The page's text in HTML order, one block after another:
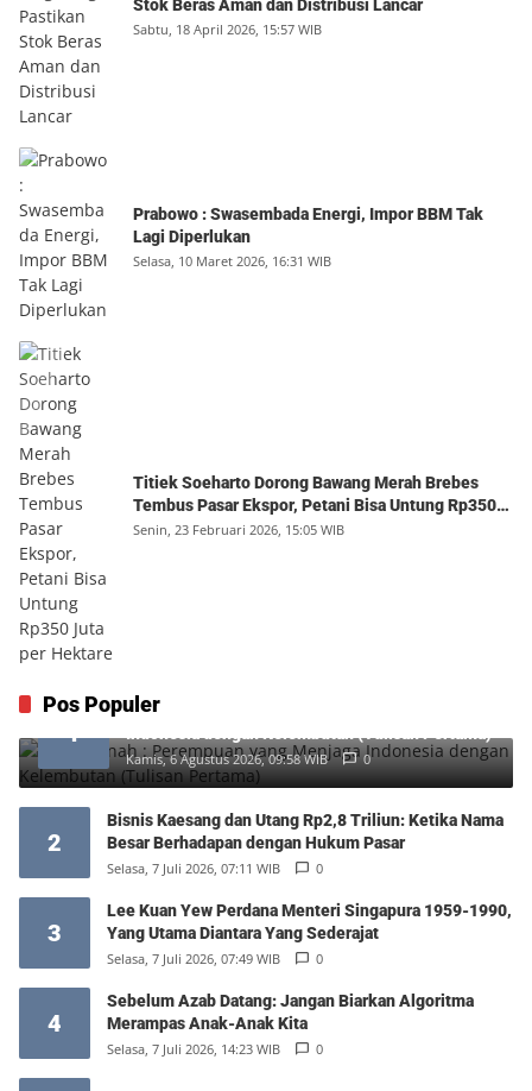
Stok Beras Aman dan Distribusi Lancar
Sabtu, 18 April 2026, 15:57 WIB
Prabowo : Swasembada Energi, Impor BBM Tak
Lagi Diperlukan
Selasa, 10 Maret 2026, 16:31 WIB
Titiek Soeharto Dorong Bawang Merah Brebes
Tembus Pasar Ekspor, Petani Bisa Untung Rp350
Juta per Hektare
Senin, 23 Februari 2026, 15:05 WIB
Pos Populer
1
Siti Hartinah : Perempuan yang Menjaga
Kamis, 6 Agustus 2026, 09:58 WIB 0
2
Bisnis Kaesang dan Utang Rp2,8 Triliun: Ketika Nama
Besar Berhadapan dengan Hukum Pasar
Selasa, 7 Juli 2026, 07:11 WIB 0
3
Lee Kuan Yew Perdana Menteri Singapura 1959-1990,
Yang Utama Diantara Yang Sederajat
Selasa, 7 Juli 2026, 07:49 WIB 0
4
Sebelum Azab Datang: Jangan Biarkan Algoritma
Merampas Anak-Anak Kita
Selasa, 7 Juli 2026, 14:23 WIB 0